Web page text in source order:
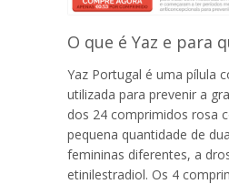
O que é Yaz e para
Yaz Portugal é uma pílula
utilizada para prevenir a
dos 24 comprimidos rosa
pequena quantidade de
femininas diferentes, a
etinilestradiol. Os 4